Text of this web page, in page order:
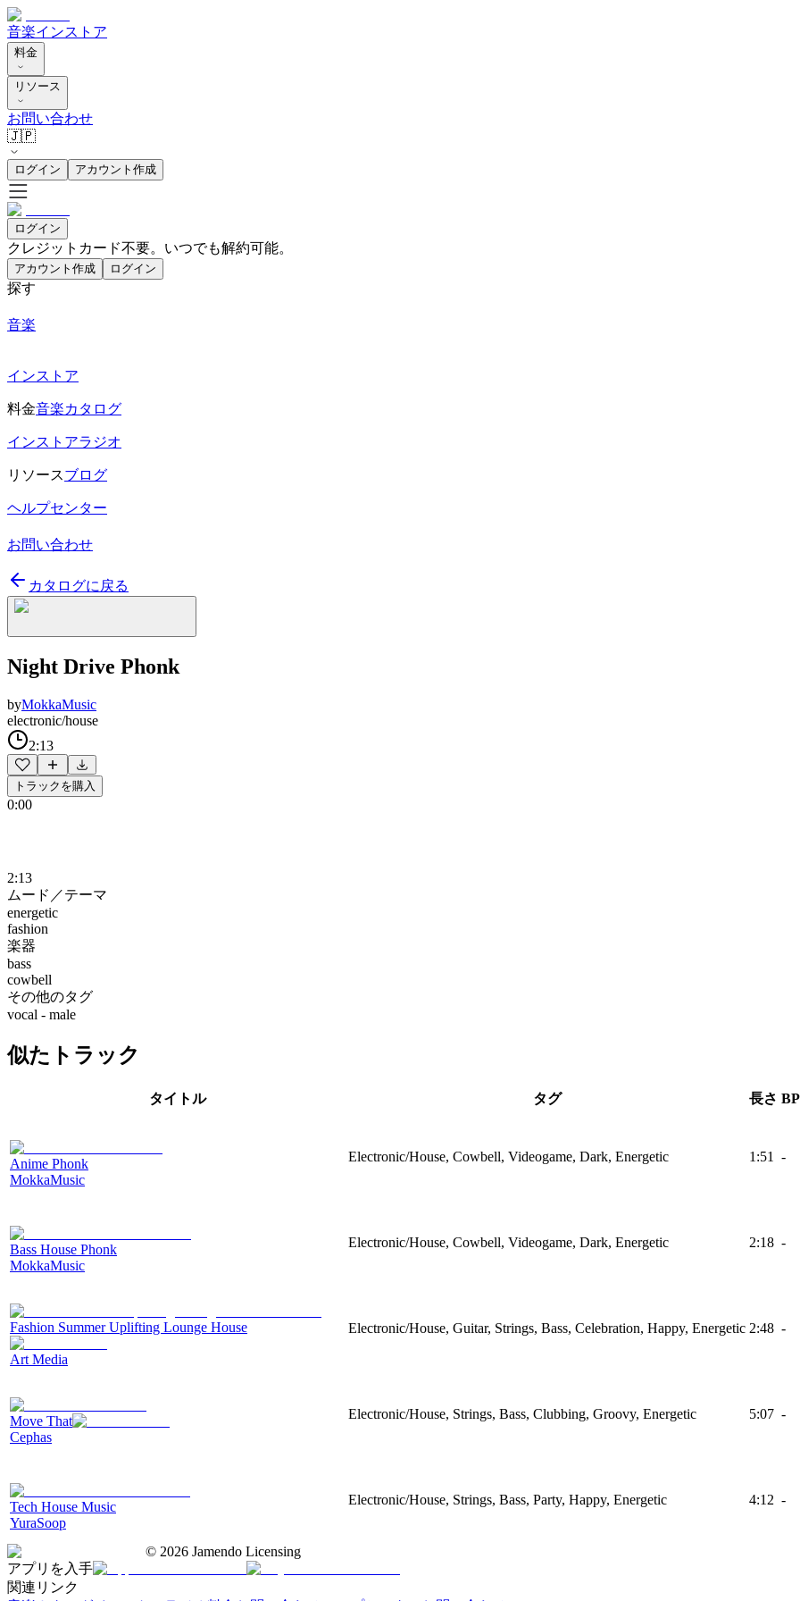
音楽インストア
料金
リソース
お問い合わせ
🇯🇵
ログイン アカウント作成
ログイン
クレジットカード不要。いつでも解約可能。
アカウント作成 ログイン
探す
音楽
インストア
料金音楽カタログ
インストアラジオ
リソースブログ
ヘルプセンター
お問い合わせ
カタログに戻る
Night Drive Phonk
byMokkaMusic
electronic/house
2:13
トラックを購入
0:00
2:13
ムード／テーマ
energetic
fashion
楽器
bass
cowbell
その他のタグ
vocal - male
似たトラック
タイトル タグ 長さ
Anime Phonk
MokkaMusic
Electronic/House, Cowbell, Videogame, Dark, Energetic 1:51 -
Bass House Phonk
MokkaMusic
Electronic/House, Cowbell, Videogame, Dark, Energetic 2:18 -
Fashion Summer Uplifting Lounge House
Art Media
Electronic/House, Guitar, Strings, Bass, Celebration, Happy, Energetic 2:48 -
Move That
Cephas
Electronic/House, Strings, Bass, Clubbing, Groovy, Energetic 5:07 -
Tech House Music
YuraSoop
Electronic/House, Strings, Bass, Party, Happy, Energetic 4:12 -
© 2026 Jamendo Licensing
アプリを入手
関連リンク